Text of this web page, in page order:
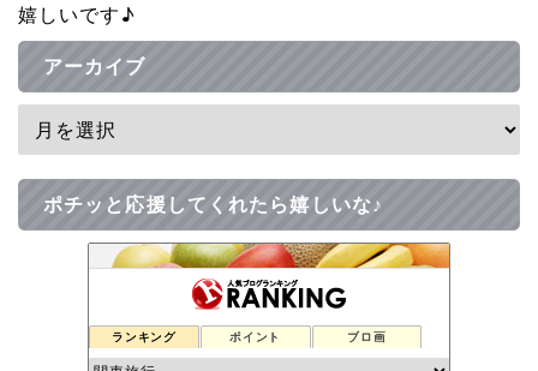
嬉しいです♪
アーカイブ
ポチッと応援してくれたら嬉しいな♪
ランキング ポイント ブロ画